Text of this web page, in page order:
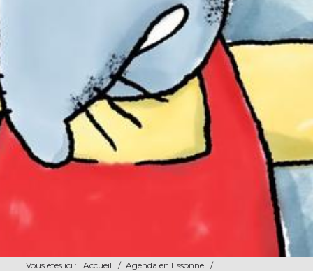
Vous êtes ici : Accueil / Agenda en Essonne
/